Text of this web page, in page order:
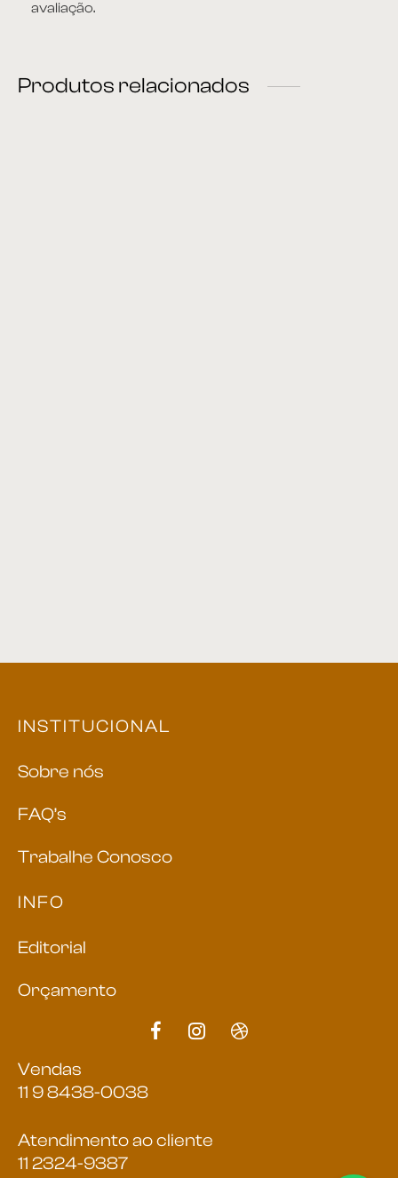
avaliação.
Produtos relacionados
INSTITUCIONAL
Sobre nós
FAQ’s
Trabalhe Conosco
INFO
Editorial
Orçamento
Vendas
11 9 8438-0038
Atendimento ao cliente
11 2324-9387